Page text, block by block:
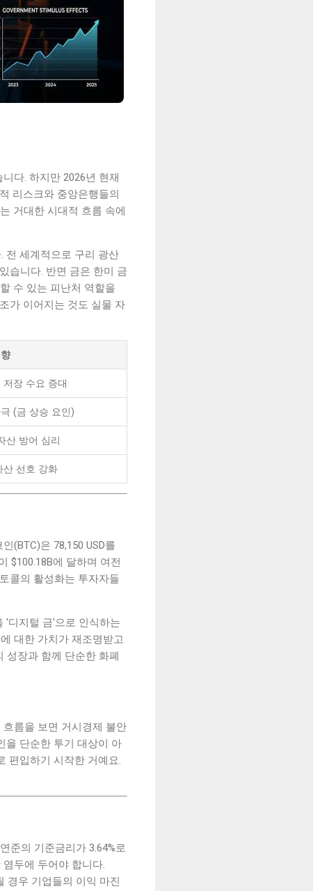
다. 하지만 2026년 현재
리스크와 중앙은행들의
거대한 시대적 흐름 속에
전 세계적으로 구리 광산
습니다. 반면 금은 한미 금
수 있는 피난처 역할을
가 이어지는 것도 실물 자
장 수요 증대
(금 상승 요인)
산 방어 심리
산 선호 강화
(BTC)은 78,150 USD를
$100.18B에 달하며 여전
콜의 활성화는 투자자들
'디지털 금'으로 인식하는
대한 가치가 재조명받고
성장과 함께 단순한 화폐
름을 보면 거시경제 불안
을 단순한 투기 대상이 아
편입하기 시작한 거예요.
준의 기준금리가 3.64%로
두에 두어야 합니다.
경우 기업들의 이익 마진